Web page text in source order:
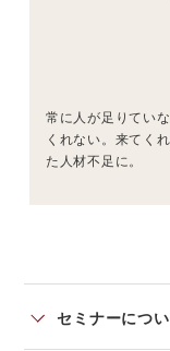
常に人が足りてい
くれない。来てく
た人材不足に。
セミナーにつ